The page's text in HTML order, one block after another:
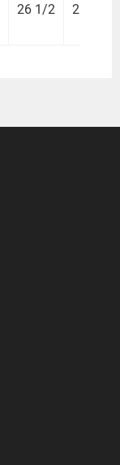
26 1/2 27 3/4